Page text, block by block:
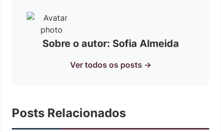
Sobre o autor: Sofia Almeida
Ver todos os posts →
Posts Relacionados